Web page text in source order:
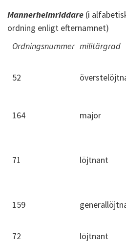
Mannerheimriddare (i
ordning enligt efternamnet)
Ordningsnummer militärgrad
52
164 major
71 löjtnant
159
72 löjtnant